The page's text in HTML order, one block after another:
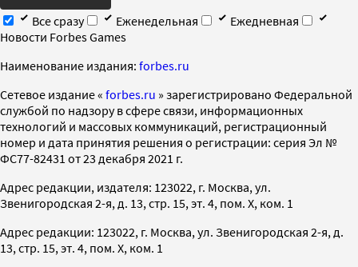
Все сразу
Еженедельная
Ежедневная
Новости Forbes Games
Наименование издания: forbes.ru
Cетевое издание « forbes.ru » зарегистрировано Федеральной
службой по надзору в сфере связи, информационных
технологий и массовых коммуникаций, регистрационный
номер и дата принятия решения о регистрации: серия Эл №
ФС77-82431 от 23 декабря 2021 г.
Адрес редакции, издателя: 123022, г. Москва, ул.
Звенигородская 2-я, д. 13, стр. 15, эт. 4, пом. X, ком. 1
Адрес редакции: 123022, г. Москва, ул. Звенигородская 2-я, д.
13, стр. 15, эт. 4, пом. X, ком. 1